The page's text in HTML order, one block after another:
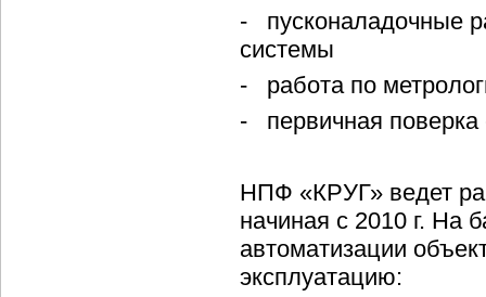
- пусконаладочные
системы
- работа по
- первичная поверка
НПФ «КРУГ» ведет
начиная с 2010 г. На
автоматизации
эксплуатацию: